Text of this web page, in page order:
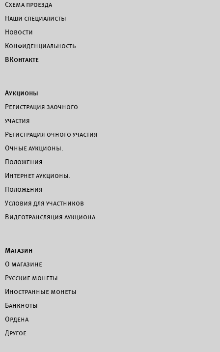
Схема проезда
Наши специалисты
Новости
Конфиденциальность
ВКонтакте
Аукционы
Регистрация заочного
участия
Регистрация очного участия
Очные аукционы.
Положения
Интернет аукционы.
Положения
Условия для участников
Видеотрансляция аукциона
Магазин
О магазине
Русские монеты
Иностранные монеты
Банкноты
Ордена
Другое